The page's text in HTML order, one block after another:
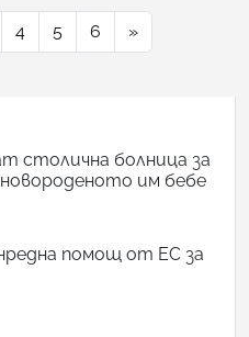
4 5 6 »
столична болница за
им бебе
помощ от ЕС за